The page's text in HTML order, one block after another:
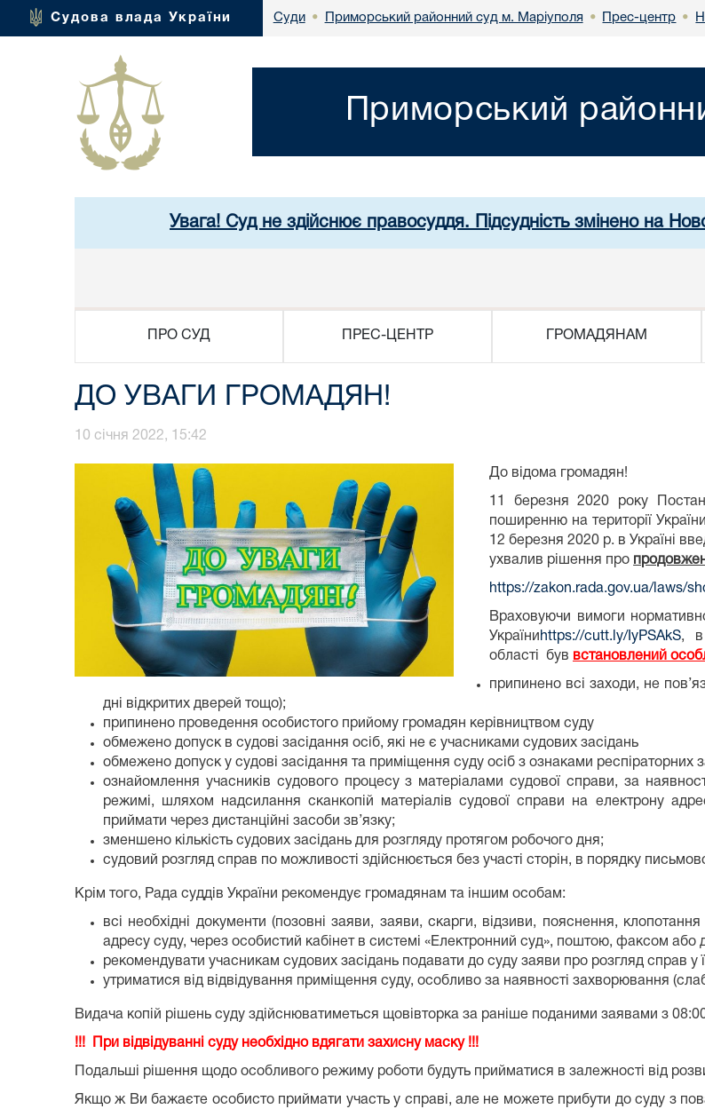
Судова влада України Суди • Приморський районний суд м. Маріуполя • Прес-центр •
Приморський
Увага! Суд не здійснює правосуддя. Підсудність змінено на
ПРО СУД ПРЕС-ЦЕНТР ГРОМАДЯНАМ
ДО УВАГИ ГРОМАДЯН!
10 січня 2022, 15:42
До відома громадян!
11 березня 2020 року
поширенню на території
12 березня 2020 р. в Україні
ухвалив рішення про
https://zakon.rada.gov.ua/laws/
Враховуючи вимоги
України https://cutt.ly/IyPSAkS, в
області був встановлений
припинено всі заходи, не
дні відкритих дверей тощо);
припинено проведення особистого прийому громадян керівництвом суду
обмежено допуск в судові засідання осіб, які не є учасниками судових засідань
обмежено допуск у судові засідання та приміщення суду осіб з ознаками респіраторних
ознайомлення учасників судового процесу з матеріалами судової справи, за
режимі, шляхом надсилання сканкопій матеріалів судової справи на електрону
приймати через дистанційні засоби зв’язку;
зменшено кількість судових засідань для розгляду протягом робочого дня;
судовий розгляд справ по можливості здійснюється без участі сторін, в порядку
Крім того, Рада суддів України рекомендує громадянам та іншим особам:
всі необхідні документи (позовні заяви, заяви, скарги, відзиви, пояснення,
адресу суду, через особистий кабінет в системі «Електронний суд», поштою, факсом або
рекомендувати учасникам судових засідань подавати до суду заяви про розгляд справ у
утриматися від відвідування приміщення суду, особливо за наявності захворювання
Видача копій рішень суду здійснюватиметься щовівторка за раніше поданими заявами з
!!! При відвідуванні суду необхідно вдягати захисну маску !!!
Подальші рішення щодо особливого режиму роботи будуть прийматися в залежності від
Якщо ж Ви бажаєте особисто приймати участь у справі, але не можете прибути до суду з